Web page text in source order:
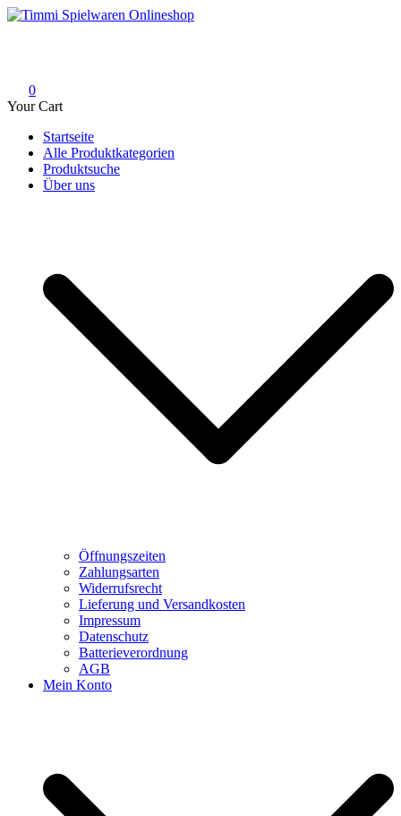
Skip
0
Your Cart
Startseite
Alle Produktkategorien
Produktsuche
Über uns
Öffnungszeiten
Zahlungsarten
Widerrufsrecht
Lieferung und Versandkosten
Impressum
Datenschutz
Batterieverordnung
AGB
Mein Konto